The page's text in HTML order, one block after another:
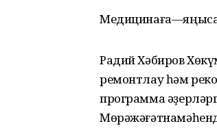
Медицинаға—яңыса
Радий Хәбиров
ремонтлау һәм
программа